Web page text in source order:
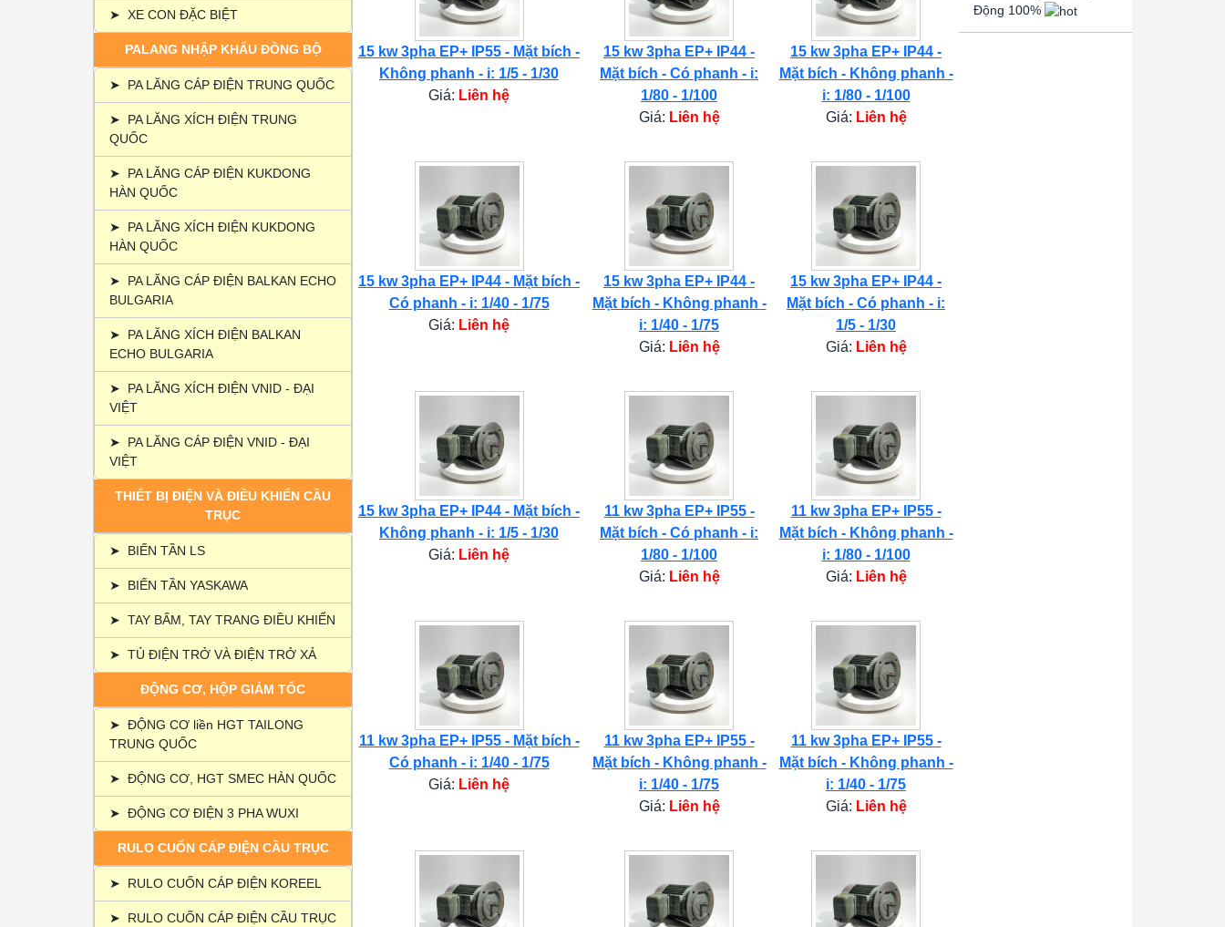
➤ XE CON ĐẶC BIỆT
PALANG NHẬP KHẨU ĐỒNG BỘ
➤ PA LĂNG CÁP ĐIỆN TRUNG QUỐC
➤
PA LĂNG XÍCH ĐIỆN TRUNG
QUỐC
➤
PA LĂNG CÁP ĐIỆN KUKDONG
HÀN QUỐC
➤
PA LĂNG XÍCH ĐIỆN KUKDONG
HÀN QUỐC
➤
PA LĂNG CÁP ĐIỆN BALKAN ECHO
BULGARIA
➤
PA LĂNG XÍCH ĐIỆN BALKAN
ECHO BULGARIA
➤
PA LĂNG XÍCH ĐIỆN VNID - ĐẠI
VIỆT
➤
PA LĂNG CÁP ĐIỆN VNID - ĐẠI
VIỆT
THIẾT BỊ ĐIỆN VÀ ĐIỀU KHIỂN CẦU
TRỤC
➤ BIẾN TẦN LS
➤ BIẾN TẦN YASKAWA
➤ TAY BẤM, TAY TRANG ĐIỀU KHIỂN
➤ TỦ ĐIỆN TRỞ VÀ ĐIỆN TRỞ XẢ
ĐỘNG CƠ, HỘP GIẢM TỐC
➤ ĐỘNG CƠ liền HGT TAILONG
TRUNG QUỐC
➤ ĐỘNG CƠ, HGT SMEC HÀN QUỐC
➤ ĐỘNG CƠ ĐIỆN 3 PHA WUXI
RULO CUỐN CÁP ĐIỆN CẦU TRỤC
➤ RULO CUỐN CÁP ĐIỆN KOREEL
➤ RULO CUỐN CÁP ĐIỆN CẦU TRỤC
15 kw 3pha EP+ IP55 - Mặt bích -
Không phanh - i: 1/5 - 1/30
Giá: Liên hệ
15 kw 3pha EP+ IP44 -
Mặt bích - Có phanh - i:
1/80 - 1/100
Giá: Liên hệ
15 kw 3pha EP+ IP44 -
Mặt bích - Không phanh -
i: 1/80 - 1/100
Giá: Liên hệ
15 kw 3pha EP+ IP44 - Mặt bích -
Có phanh - i: 1/40 - 1/75
Giá: Liên hệ
15 kw 3pha EP+ IP44 -
Mặt bích - Không phanh -
i: 1/40 - 1/75
Giá: Liên hệ
15 kw 3pha EP+ IP44 -
Mặt bích - Có phanh - i:
1/5 - 1/30
Giá: Liên hệ
15 kw 3pha EP+ IP44 - Mặt bích -
Không phanh - i: 1/5 - 1/30
Giá: Liên hệ
11 kw 3pha EP+ IP55 -
Mặt bích - Có phanh - i:
1/80 - 1/100
Giá: Liên hệ
11 kw 3pha EP+ IP55 -
Mặt bích - Không phanh -
i: 1/80 - 1/100
Giá: Liên hệ
11 kw 3pha EP+ IP55 - Mặt bích -
Có phanh - i: 1/40 - 1/75
Giá: Liên hệ
11 kw 3pha EP+ IP55 -
Mặt bích - Không phanh -
i: 1/40 - 1/75
Giá: Liên hệ
11 kw 3pha EP+ IP55 -
Mặt bích - Không phanh -
i: 1/40 - 1/75
Giá: Liên hệ
Động 100%